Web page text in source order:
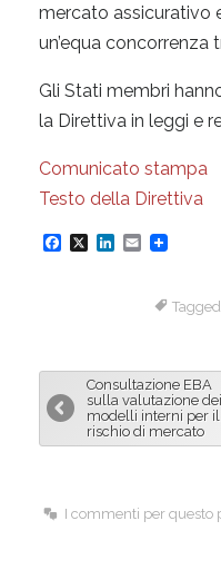
mercato assicurativo
un’equa concorrenza
Gli Stati membri
la Direttiva in leggi e
Comunicato stampa
Testo della Direttiva
F
b
o
o
X
L
e
d
I
E
l
Consultazione EBA
sulla valutazione dei
modelli interni per il
rischio di mercato
I commenti per questo